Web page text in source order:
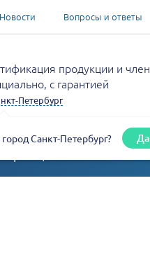
Новости Вопросы и ответы
продукции и
с гарантией
Петербург
Санкт-Петербург? Да